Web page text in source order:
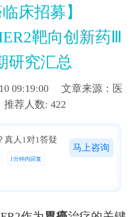
病 罕见病
干细胞
临床招募】
靶向创新药Ⅲ
研究汇总
09:19:00 文章来源：医
荐人数: 422
人在线，1对1免费为您答疑
真人1对1答疑
1分钟内回复
马上咨询